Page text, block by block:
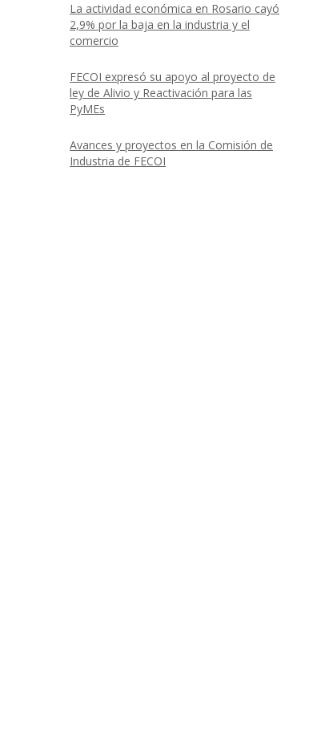
La actividad económica en Rosario cayó
2,9% por la baja en la industria y el
comercio
FECOI expresó su apoyo al proyecto de
ley de Alivio y Reactivación para las
PyMEs
Avances y proyectos en la Comisión de
Industria de FECOI